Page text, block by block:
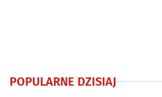
POPULARNE DZISIAJ